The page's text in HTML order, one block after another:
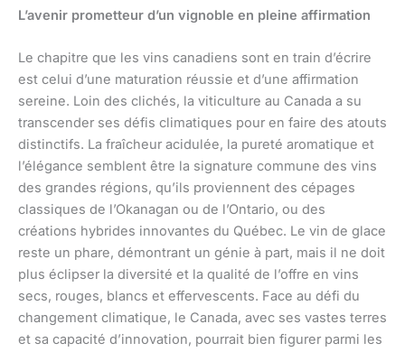
L’avenir prometteur d’un vignoble en pleine affirmation
Le chapitre que les vins canadiens sont en train d’écrire
est celui d’une maturation réussie et d’une affirmation
sereine. Loin des clichés, la viticulture au Canada a su
transcender ses défis climatiques pour en faire des atouts
distinctifs. La fraîcheur acidulée, la pureté aromatique et
l’élégance semblent être la signature commune des vins
des grandes régions, qu’ils proviennent des cépages
classiques de l’Okanagan ou de l’Ontario, ou des
créations hybrides innovantes du Québec. Le vin de glace
reste un phare, démontrant un génie à part, mais il ne doit
plus éclipser la diversité et la qualité de l’offre en vins
secs, rouges, blancs et effervescents. Face au défi du
changement climatique, le Canada, avec ses vastes terres
et sa capacité d’innovation, pourrait bien figurer parmi les